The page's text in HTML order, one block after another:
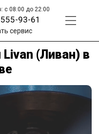
с 08:00 до 22:00
93-61
сервис
(Ливан) в